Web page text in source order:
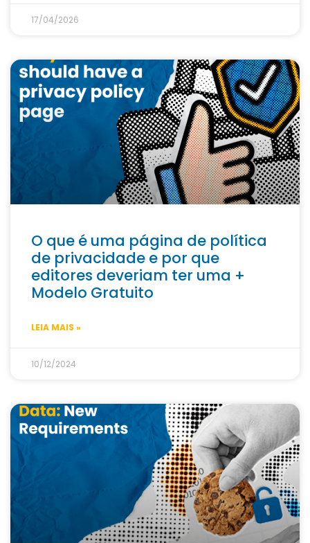
17/04/2026
O que é uma página de política
de privacidade e por que
editores deveriam ter uma +
Modelo Gratuito
LEIA MAIS »
10/12/2024